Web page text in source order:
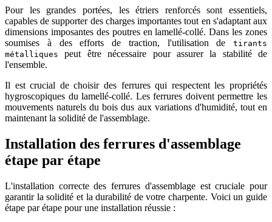
Pour les grandes portées, les étriers renforcés sont essentiels,
capables de supporter des charges importantes tout en s'adaptant aux
dimensions imposantes des poutres en lamellé-collé. Dans les zones
soumises à des efforts de traction, l'utilisation de tirants
métalliques
peut être nécessaire pour assurer la stabilité de
l'ensemble.
Il est crucial de choisir des ferrures qui respectent les propriétés
hygroscopiques du lamellé-collé. Les ferrures doivent permettre les
mouvements naturels du bois dus aux variations d'humidité, tout en
maintenant la solidité de l'assemblage.
Installation des ferrures d'assemblage
étape par étape
L'installation correcte des ferrures d'assemblage est cruciale pour
garantir la solidité et la durabilité de votre charpente. Voici un guide
étape par étape pour une installation réussie :